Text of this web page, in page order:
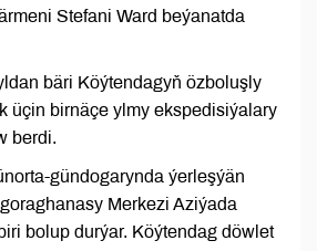
Stefani Ward beýanatda
bäri Köýtendagyň özboluşly
üçin birnäçe ylmy ekspedisiýalary
berdi.
gündogarynda ýerleşýän
Merkezi Aziýada
bolup durýar. Köýtendag döwlet